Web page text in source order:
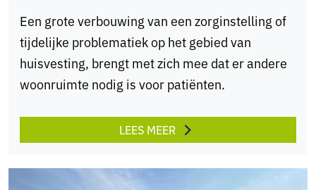
Een grote verbouwing van een zorginstelling of
tijdelijke problematiek op het gebied van
huisvesting, brengt met zich mee dat er andere
woonruimte nodig is voor patiënten.
LEES MEER